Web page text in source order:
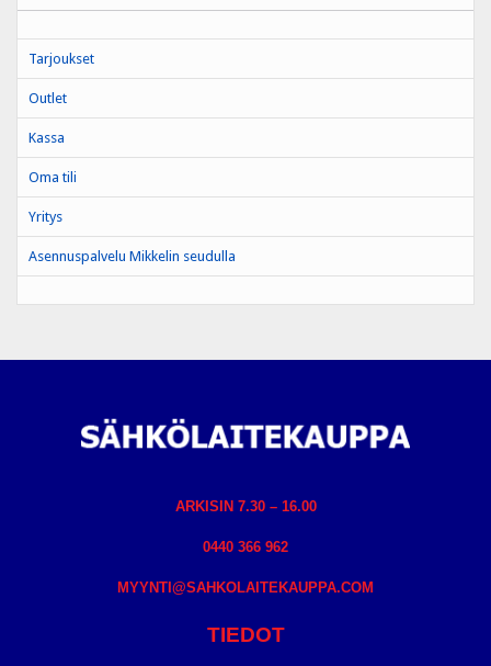
Tarjoukset
Outlet
Kassa
Oma tili
Yritys
Asennuspalvelu Mikkelin seudulla
ARKISIN 7.30 – 16.00
0440 366 962
MYYNTI@SAHKOLAITEKAUPPA.COM
TIEDOT